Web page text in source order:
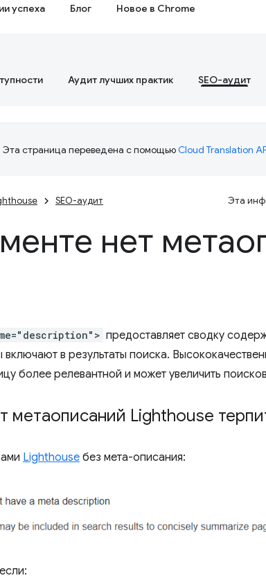
успеха Блог Новое в Chrome
Аудит лучших практик SEO-аудит
Эта страница переведена с помощьюCloud Translation
SEO-аудит Эта
нет
предоставляет сводку
в результаты поиска.
более релевантной и может увеличить
метаописаний Lighthouse
Lighthouse без мета-описания: